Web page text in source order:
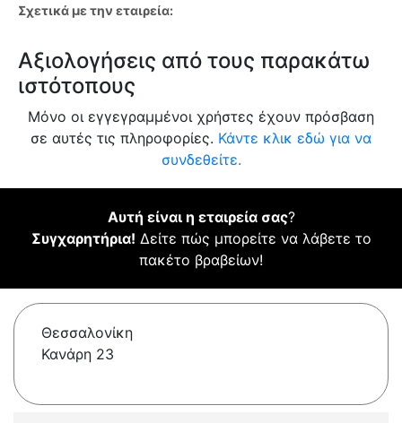
Σχετικά με την εταιρεία:
Αξιολογήσεις από τους παρακάτω
ιστότοπους
Μόνο οι εγγεγραμμένοι χρήστες έχουν πρόσβαση
σε αυτές τις πληροφορίες. Κάντε κλικ εδώ για να
συνδεθείτε.
Αυτή είναι η εταιρεία σας?
Συγχαρητήρια! Δείτε πώς μπορείτε να λάβετε το
πακέτο βραβείων!
Θεσσαλονίκη
Κανάρη 23